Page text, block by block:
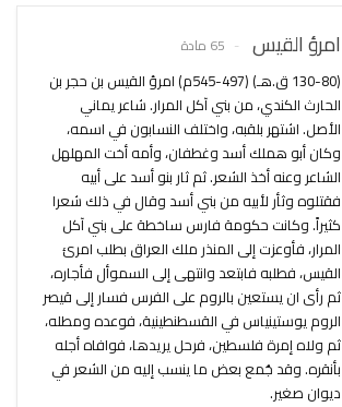
امرؤ القيس 65 مادة
(130-80 ق.هـ) (497-545م) امرؤ القيس بن حجر بن
الحارث الكندي، من بني آكل المرار. شاعر يماني
الأصل. اشتهر بلقبه، واختلف النسابون في اسمه،
وكان أبو هملك أسد وغطفان، وأمه أخت المهلهل
الشاعر وعنه أخذ الشعر. ثم ثار بنو أسد على أبيه
فقتلوه وثأر لأبيه من بني أسد وقال في ذلك شعرا
كثيراً. وكانت حكومة فارس ساخطة على بني آكل
المرار، فأوعزت إلى المنذر ملك العراق بطلب امرئ
القيس، فطلبه فابتعد وانتهى إلى السموأل فأجاره،
ثم رأى ان يستعين بالروم على الفرس فسار إلى قيصر
الروم يوستينياس في القسطنطينية، فوعده ومطله،
ثم ولاه إمرة فلسطين، فرحل يريدها، فوافاه أجله
بأنقره. وقد جُمع بعض ما ينسب إليه من الشعر في
ديوان صغير.